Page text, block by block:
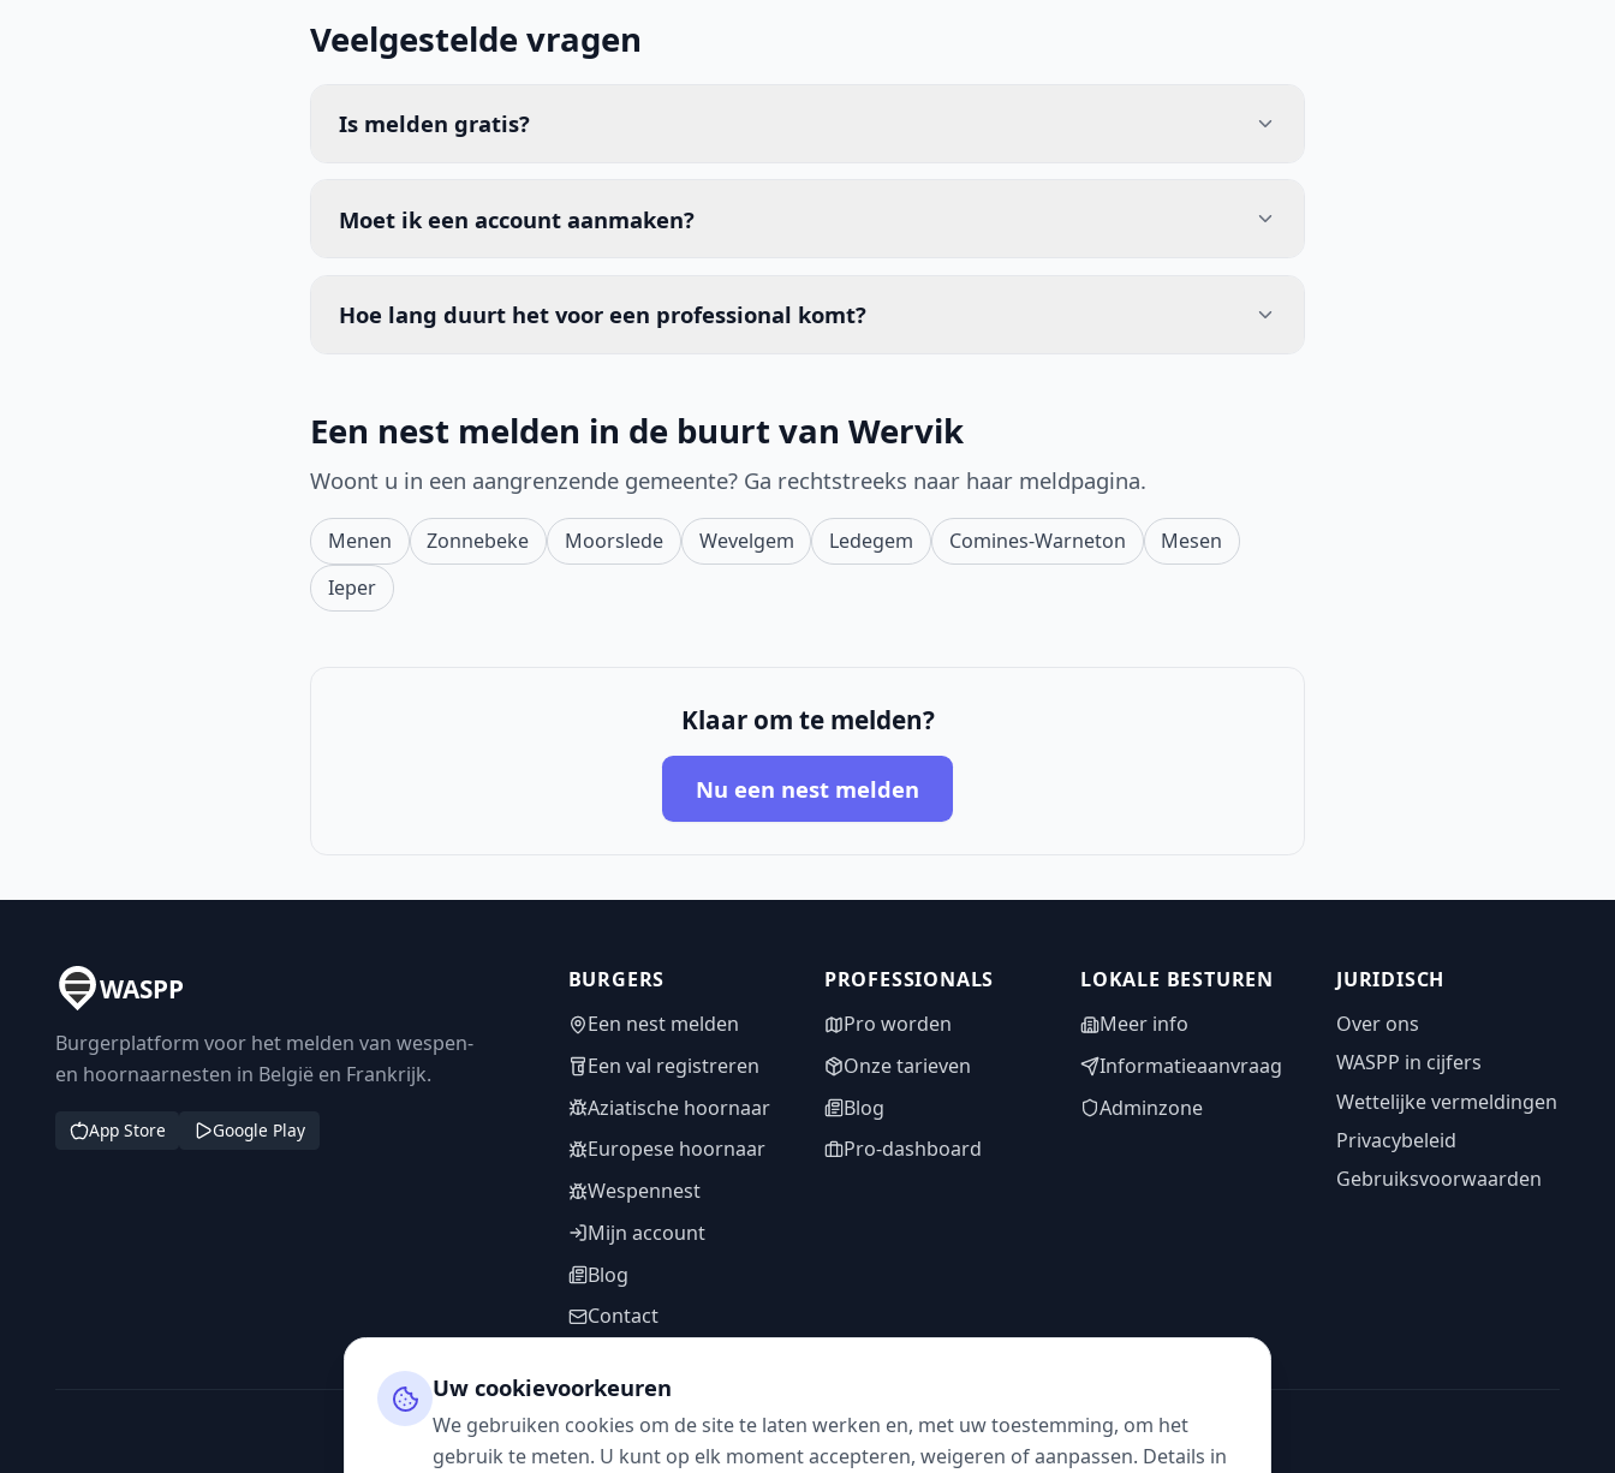
Veelgestelde vragen
Is melden gratis?
Moet ik een account aanmaken?
Hoe lang duurt het voor een professional komt?
Een nest melden in de buurt van Wervik
Woont u in een aangrenzende gemeente? Ga rechtstreeks naar haar meldpagina.
Menen Zonnebeke Moorslede Wevelgem Ledegem Comines-Warneton
Mesen
Ieper
Klaar om te melden?
Nu een nest melden
WASPP
Burgerplatform voor het melden van wespen-
en hoornaarnesten in België en Frankrijk.
App Store Google Play
BURGERS
Een nest melden
Een val registreren
Aziatische hoornaar
Europese hoornaar
Wespennest
Mijn account
Blog
Contact
PROFESSIONALS
Pro worden
Onze tarieven
Blog
Pro-dashboard
LOKALE BESTUREN
Meer info
Informatieaanvraag
Adminzone
JURIDISCH
Over ons
WASPP in cijfers
Wettelijke vermeldingen
Privacybeleid
Gebruiksvoorwaarden
VOLG ONS
Uw cookievoorkeuren
We gebruiken cookies om de site te laten werken en, met uw toestemming, om het
gebruik te meten. U kunt op elk moment accepteren, weigeren of aanpassen. Details in